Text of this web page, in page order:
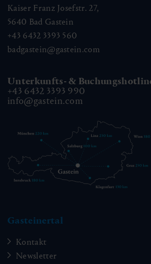
Kaiser Franz Josefstr. 27,
5640 Bad Gastein
+43 6432 3393 560
badgastein@gastein.com
Unterkunfts- &
+43 6432 3393 990
info@gastein.com
Gasteinertal
Kontakt
Newsletter